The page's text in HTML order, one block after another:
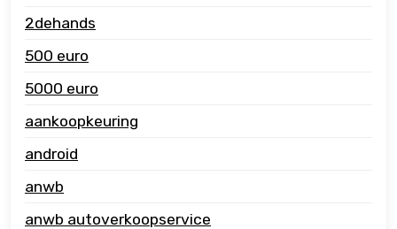
2dehands
500 euro
5000 euro
aankoopkeuring
android
anwb
anwb autoverkoopservice